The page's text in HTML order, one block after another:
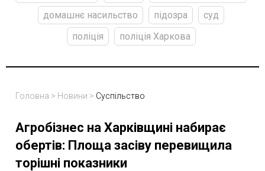
домашнє насильство
підозра
суд
поліція
поліція Харкова
Головна > Новини > Суспільство
Агробізнес на Харківщині набирає
обертів: Площа засіву перевищила
торішні показники